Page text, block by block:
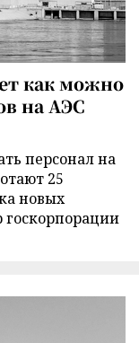
как можно
на АЭС
персонал на
25
новых
госкорпорации